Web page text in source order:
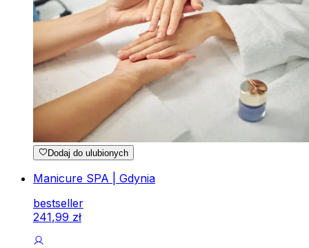
Dodaj do ulubionych
Manicure SPA | Gdynia
bestseller
241,99 zł